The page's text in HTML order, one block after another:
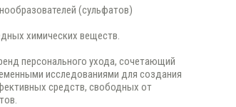
(сульфатов)
химических веществ.
персонального ухода, сочетающий
исследованиями для создания
средств, свободных от